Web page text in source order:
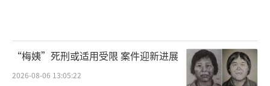
可成交的主力全是总价300万以下的小户
型，占比能到百分之六七十。
“梅姨”死刑或适用受限 案件迎新进展
2026-08-06 13:05:22